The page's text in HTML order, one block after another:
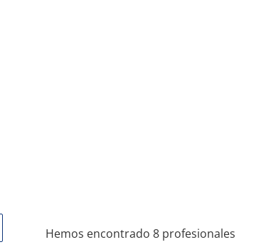
Hemos encontrado 8 profesionales